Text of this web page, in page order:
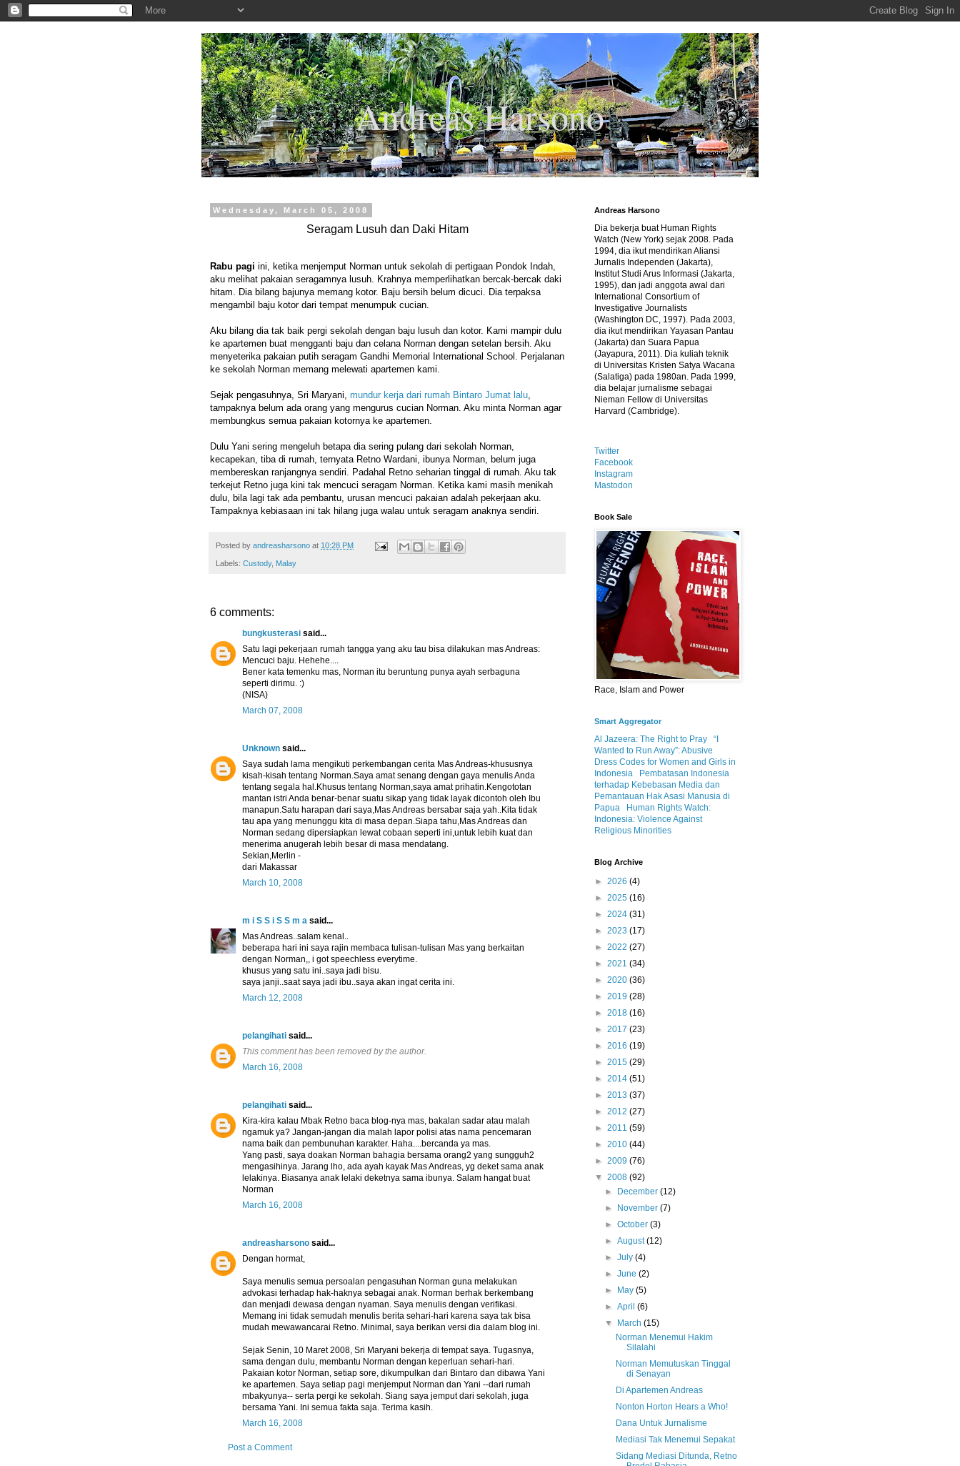
.
Andreas Harsono
Wednesday, March 05, 2008
Seragam Lusuh dan Daki Hitam
Rabu pagi ini, ketika menjemput Norman untuk sekolah di pertigaan Pondok Indah,
aku melihat pakaian seragamnya lusuh. Krahnya memperlihatkan bercak-bercak daki
hitam. Dia bilang bajunya memang kotor. Baju bersih belum dicuci. Dia terpaksa
mengambil baju kotor dari tempat menumpuk cucian.
Aku bilang dia tak baik pergi sekolah dengan baju lusuh dan kotor. Kami mampir dulu
ke apartemen buat mengganti baju dan celana Norman dengan setelan bersih. Aku
menyeterika pakaian putih seragam Gandhi Memorial International School. Perjalanan
ke sekolah Norman memang melewati apartemen kami.
Sejak pengasuhnya, Sri Maryani, mundur kerja dari rumah Bintaro Jumat lalu,
tampaknya belum ada orang yang mengurus cucian Norman. Aku minta Norman agar
membungkus semua pakaian kotornya ke apartemen.
Dulu Yani sering mengeluh betapa dia sering pulang dari sekolah Norman,
kecapekan, tiba di rumah, ternyata Retno Wardani, ibunya Norman, belum juga
membereskan ranjangnya sendiri. Padahal Retno seharian tinggal di rumah. Aku tak
terkejut Retno juga kini tak mencuci seragam Norman. Ketika kami masih menikah
dulu, bila lagi tak ada pembantu, urusan mencuci pakaian adalah pekerjaan aku.
Tampaknya kebiasaan ini tak hilang juga walau untuk seragam anaknya sendiri.
Posted by andreasharsono at 10:28 PM
Labels: Custody, Malay
6 comments:
bungkusterasi said...
Satu lagi pekerjaan rumah tangga yang aku tau bisa dilakukan mas Andreas:
Mencuci baju. Hehehe....
Bener kata temenku mas, Norman itu beruntung punya ayah serbaguna
seperti dirimu. :)
(NISA)
March 07, 2008
Unknown said...
Saya sudah lama mengikuti perkembangan cerita Mas Andreas-khususnya
kisah-kisah tentang Norman.Saya amat senang dengan gaya menulis Anda
tentang segala hal.Khusus tentang Norman,saya amat prihatin.Kengototan
mantan istri Anda benar-benar suatu sikap yang tidak layak dicontoh oleh Ibu
manapun.Satu harapan dari saya,Mas Andreas bersabar saja yah..Kita tidak
tau apa yang menunggu kita di masa depan.Siapa tahu,Mas Andreas dan
Norman sedang dipersiapkan lewat cobaan seperti ini,untuk lebih kuat dan
menerima anugerah lebih besar di masa mendatang.
Sekian,Merlin -
dari Makassar
March 10, 2008
m i S S i S S m a said...
Mas Andreas..salam kenal..
beberapa hari ini saya rajin membaca tulisan-tulisan Mas yang berkaitan
dengan Norman,, i got speechless everytime.
khusus yang satu ini..saya jadi bisu.
saya janji..saat saya jadi ibu..saya akan ingat cerita ini.
March 12, 2008
pelangihati said...
This comment has been removed by the author.
March 16, 2008
pelangihati said...
Kira-kira kalau Mbak Retno baca blog-nya mas, bakalan sadar atau malah
ngamuk ya? Jangan-jangan dia malah lapor polisi atas nama pencemaran
nama baik dan pembunuhan karakter. Haha....bercanda ya mas.
Yang pasti, saya doakan Norman bahagia bersama orang2 yang sungguh2
mengasihinya. Jarang lho, ada ayah kayak Mas Andreas, yg deket sama anak
lelakinya. Biasanya anak lelaki deketnya sama ibunya. Salam hangat buat
Norman
March 16, 2008
andreasharsono said...
Dengan hormat,
Saya menulis semua persoalan pengasuhan Norman guna melakukan
advokasi terhadap hak-haknya sebagai anak. Norman berhak berkembang
dan menjadi dewasa dengan nyaman. Saya menulis dengan verifikasi.
Memang ini tidak semudah menulis berita sehari-hari karena saya tak bisa
mudah mewawancarai Retno. Minimal, saya berikan versi dia dalam blog ini.
Sejak Senin, 10 Maret 2008, Sri Maryani bekerja di tempat saya. Tugasnya,
sama dengan dulu, membantu Norman dengan keperluan sehari-hari.
Pakaian kotor Norman, setiap sore, dikumpulkan dari Bintaro dan dibawa Yani
ke apartemen. Saya setiap pagi menjemput Norman dan Yani --dari rumah
mbakyunya-- serta pergi ke sekolah. Siang saya jemput dari sekolah, juga
bersama Yani. Ini semua fakta saja. Terima kasih.
March 16, 2008
Post a Comment
Andreas Harsono
Dia bekerja buat Human Rights
Watch (New York) sejak 2008. Pada
1994, dia ikut mendirikan Aliansi
Jurnalis Independen (Jakarta),
Institut Studi Arus Informasi (Jakarta,
1995), dan jadi anggota awal dari
International Consortium of
Investigative Journalists
(Washington DC, 1997). Pada 2003,
dia ikut mendirikan Yayasan Pantau
(Jakarta) dan Suara Papua
(Jayapura, 2011). Dia kuliah teknik
di Universitas Kristen Satya Wacana
(Salatiga) pada 1980an. Pada 1999,
dia belajar jurnalisme sebagai
Nieman Fellow di Universitas
Harvard (Cambridge).
Twitter
Facebook
Instagram
Mastodon
Book Sale
Race, Islam and Power
Smart Aggregator
Al Jazeera: The Right to Pray
“I
Wanted to Run Away”: Abusive
Dress Codes for Women and Girls in
Indonesia
Pembatasan Indonesia
terhadap Kebebasan Media dan
Pemantauan Hak Asasi Manusia di
Papua
Human Rights Watch:
Indonesia: Violence Against
Religious Minorities
Blog Archive
► 2026 (4)
► 2025 (16)
► 2024 (31)
► 2023 (17)
► 2022 (27)
► 2021 (34)
► 2020 (36)
► 2019 (28)
► 2018 (16)
► 2017 (23)
► 2016 (19)
► 2015 (29)
► 2014 (51)
► 2013 (37)
► 2012 (27)
► 2011 (59)
► 2010 (44)
► 2009 (76)
▼ 2008 (92)
►
December(12)
►
November(7)
►October(3)
►August(12)
►July(4)
►June(2)
►
May(5)
►April(6)
▼
March(15)
Norman Menemui Hakim
Silalahi
Norman Memutuskan Tinggal
di Senayan
Di Apartemen Andreas
Nonton Horton Hears a Who!
Dana Untuk Jurnalisme
Mediasi Tak Menemui Sepakat
Sidang Mediasi Ditunda, Retno